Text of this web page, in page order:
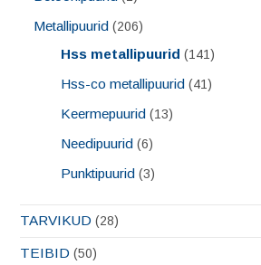
Metallipuurid (206)
Hss metallipuurid (141)
Hss-co metallipuurid (41)
Keermepuurid (13)
Needipuurid (6)
Punktipuurid (3)
TARVIKUD (28)
TEIBID (50)